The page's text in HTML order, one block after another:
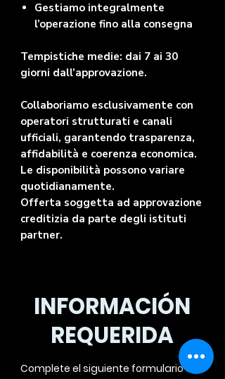
Gestiamo integralmente
l’operazione fino alla consegna
Tempistiche medie: dai 7 ai 30
giorni dall’approvazione.
Collaboriamo esclusivamente con
operatori strutturati e canali
ufficiali, garantendo trasparenza,
affidabilità e coerenza economica.
Le disponibilità possono variare
quotidianamente.
Offerta soggetta ad approvazione
creditizia da parte degli istituti
partner.
INFORMACIÓN
REQUERIDA
Complete el siguiente formulario con